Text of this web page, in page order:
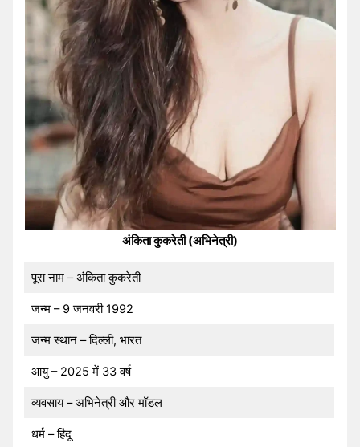
अंकिता कुकरेती (अभिनेत्री)
पूरा नाम – अंकिता कुकरेती
जन्म – 9 जनवरी 1992
जन्म स्थान – दिल्ली, भारत
आयु – 2025 में 33 वर्ष
व्यवसाय – अभिनेत्री और मॉडल
धर्म – हिंदू